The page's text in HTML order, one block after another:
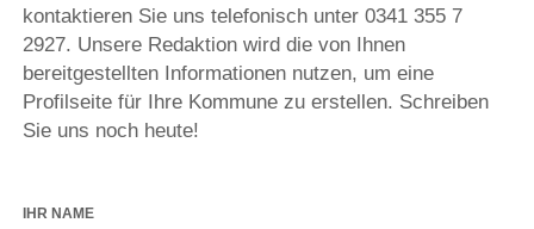
kontaktieren Sie uns telefonisch unter 0341 355 7
2927. Unsere Redaktion wird die von Ihnen
bereitgestellten Informationen nutzen, um eine
Profilseite für Ihre Kommune zu erstellen. Schreiben
Sie uns noch heute!
IHR NAME